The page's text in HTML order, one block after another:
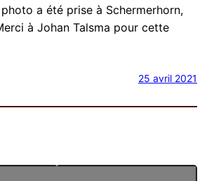
a été prise à Schermerhorn,
à Johan Talsma pour cette
25 avril 2021